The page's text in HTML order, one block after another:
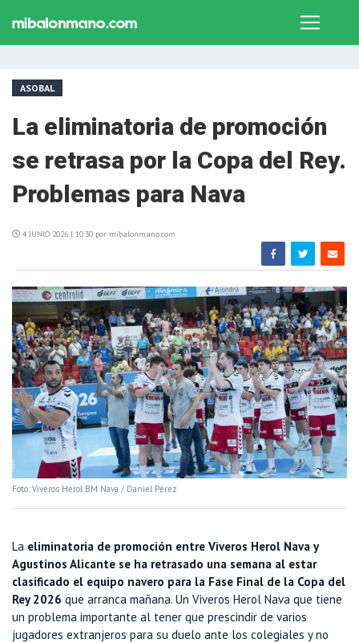
ASOBAL
La eliminatoria de promoción
se retrasa por la Copa del Rey.
Problemas para Nava
4 JUNIO 2026 | 10:30 por mibalonmano.com
Foto: Viveros Herol BM Nava / Daniel Pérez
La eliminatoria de promoción entre Viveros Herol Nava y
Agustinos Alicante se ha retrasado una semana al estar
clasificado el equipo navero para la Fase Final de la Copa del
Rey 2026 que arranca mañana. Un Viveros Herol Nava que tiene
un problema importante al tener que prescindir de varios
jugadores extranjeros para su duelo ante los colegiales y no